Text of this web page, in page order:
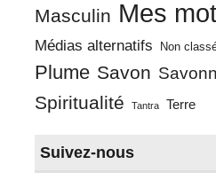
Masculin Mes
Médias alternatifs Non
Plume Savon
Spiritualité Tantra Terre
Suivez-nous